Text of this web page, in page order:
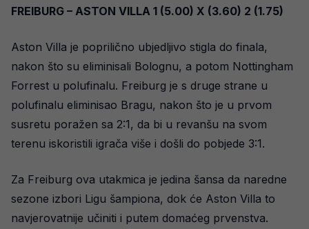
FREIBURG – ASTON VILLA 1 (5.00) X (3.60) 2 (1.75)
Aston Villa je poprilično ubjedljivo stigla do finala,
nakon što su eliminisali Bolognu, a potom Nottingham
Forrest u polufinalu. Freiburg je s druge strane u
polufinalu eliminisao Bragu, nakon što je u prvom
susretu poražen sa 2:1, da bi u revanšu na svom
terenu iskoristili igrača više i došli do pobjede 3:1.
Za Freiburg ova utakmica je jedina šansa da naredne
sezone izbori Ligu šampiona, dok će Aston Villa to
navjerovatnije učiniti i putem domaćeg prvenstva.